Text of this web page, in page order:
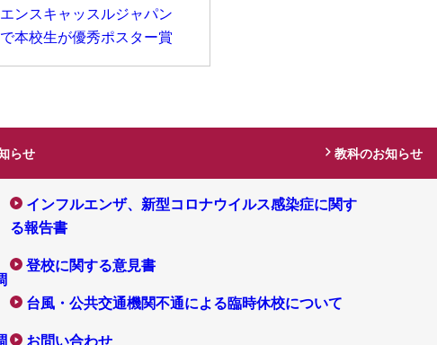
エンスキャッスルジャパン
本校生が優秀ポスター賞
らせ 教科のお知らせ
インフルエンザ、新型コロナウイルス感染症に関す
る報告書
登校に関する意見書
台風・公共交通機関不通による臨時休校について
お問い合わせ